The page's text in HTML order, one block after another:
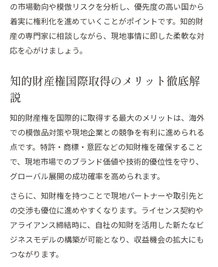
の市場動向や模倣リスクを分析し、優先度の高い国から
着実に権利化を進めていくことがポイントです。知的財
産の専門家に相談しながら、現地事情に即した柔軟な対
応を心がけましょう。
知的財産権国際取得のメリット徹底解
説
知的財産権を国際的に取得する最大のメリットは、海外
での模倣品対策や現地企業との競争を有利に進められる
点です。特許・商標・意匠などの知財権を確保すること
で、現地市場でのブランド価値や技術的優位性を守り、
グローバル展開の成功確率を高められます。
さらに、知財権を持つことで現地パートナーや取引先と
の交渉も優位に進めやすくなります。ライセンス契約や
アライアンス締結時に、自社の知財を活用した新たなビ
ジネスモデルの構築が可能となり、収益機会の拡大にも
つながります。